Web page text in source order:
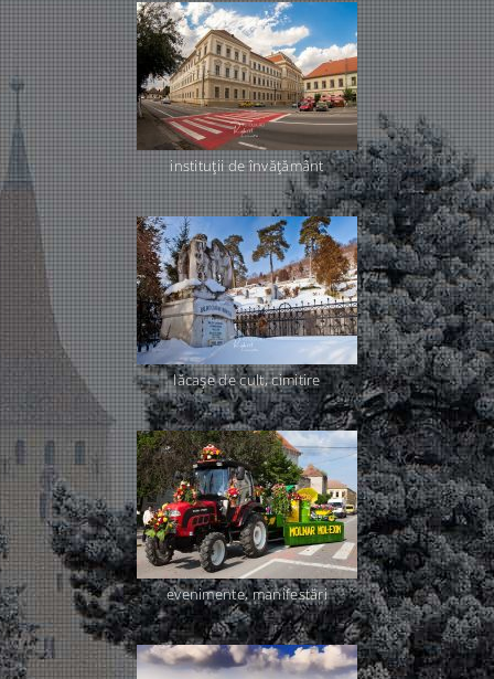
instituţii de învăţământ
lăcaşe de cult, cimitire
evenimente, manifestări